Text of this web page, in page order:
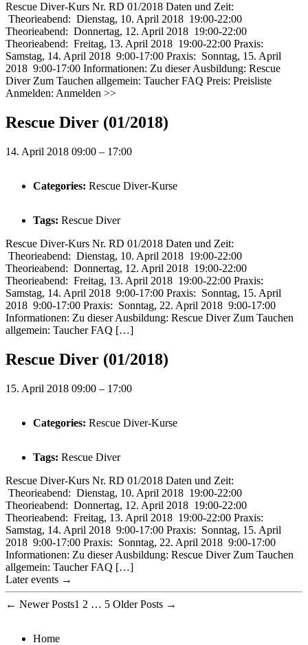
Rescue Diver-Kurs Nr. RD 01/2018 Daten und Zeit:
Theorieabend: Dienstag, 10. April 2018 19:00-22:00
Theorieabend: Donnertag, 12. April 2018 19:00-22:00
Theorieabend: Freitag, 13. April 2018 19:00-22:00 Praxis:
Samstag, 14. April 2018 9:00-17:00 Praxis: Sonntag, 15. April
2018 9:00-17:00 Informationen: Zu dieser Ausbildung: Rescue
Diver Zum Tauchen allgemein: Taucher FAQ Preis: Preisliste
Anmelden: Anmelden >>
Rescue Diver (01/2018)
14. April 2018 09:00 – 17:00
Categories: Rescue Diver-Kurse
Tags: Rescue Diver
Rescue Diver-Kurs Nr. RD 01/2018 Daten und Zeit:
Theorieabend: Dienstag, 10. April 2018 19:00-22:00
Theorieabend: Donnertag, 12. April 2018 19:00-22:00
Theorieabend: Freitag, 13. April 2018 19:00-22:00 Praxis:
Samstag, 14. April 2018 9:00-17:00 Praxis: Sonntag, 15. April
2018 9:00-17:00 Praxis: Sonntag, 22. April 2018 9:00-17:00
Informationen: Zu dieser Ausbildung: Rescue Diver Zum Tauchen
allgemein: Taucher FAQ […]
Rescue Diver (01/2018)
15. April 2018 09:00 – 17:00
Categories: Rescue Diver-Kurse
Tags: Rescue Diver
Rescue Diver-Kurs Nr. RD 01/2018 Daten und Zeit:
Theorieabend: Dienstag, 10. April 2018 19:00-22:00
Theorieabend: Donnertag, 12. April 2018 19:00-22:00
Theorieabend: Freitag, 13. April 2018 19:00-22:00 Praxis:
Samstag, 14. April 2018 9:00-17:00 Praxis: Sonntag, 15. April
2018 9:00-17:00 Praxis: Sonntag, 22. April 2018 9:00-17:00
Informationen: Zu dieser Ausbildung: Rescue Diver Zum Tauchen
allgemein: Taucher FAQ […]
Later events →
Posts
← NewerPosts1 2 … 5 OlderPosts →
Home